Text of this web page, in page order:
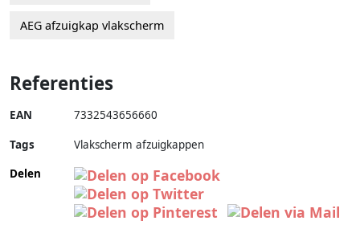
AEG afzuigkap vlakscherm
Referenties
EAN 7332543656660
Tags
Vlakscherm afzuigkappen
Delen